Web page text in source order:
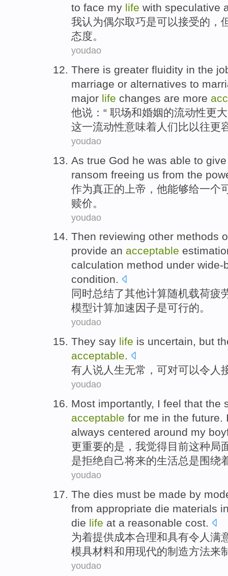
to face my life with speculative
我认为偶尔取巧是可以接受的，
态度。
youdao
There is greater fluidity in the
marriage or alternatives to
major life changes are more
他说：“ 职场和婚姻的流动性更大
这一流动性意味着 人们比以往更
youdao
As true God he was able to give
ransom freeing us from the
作为真正的 上帝 ， 他能够给一个
赎价。
youdao
Then reviewing other methods
provide an acceptable
calculation method under
condition.
同时总结了其他计算随机载荷疲
模型计算加速 因子是可行的。
youdao
They say life is uncertain, but
acceptable.
有人 说人生无常 ， 可对可以令人
youdao
Most importantly, I feel that the
acceptable for me in the future.
always centered around my
更重要的是， 我觉得目前这种局
是拒绝自己将来的生活总是围绕
youdao
The dies must be made by
from appropriate die materials
die life at a reasonable cost.
为着提供成本合理和具有令人满
模具材料和用现代的制造方法来
youdao